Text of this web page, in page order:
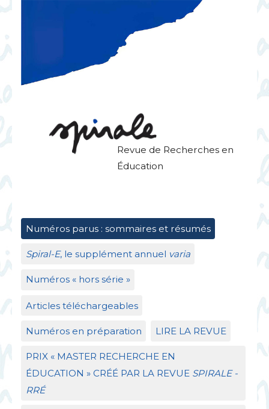
Revue de Recherches en
Éducation
Numéros parus : sommaires et résumés
Spiral-E, le supplément annuel varia
Numéros « hors série »
Articles téléchargeables
Numéros en préparation LIRE LA REVUE
PRIX« MASTER RECHERCHE EN
ÉDUCATION » CRÉÉ PAR LA REVUE SPIRALE-
RRÉ